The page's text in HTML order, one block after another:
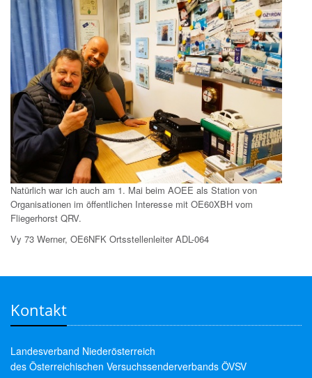
Natürlich war ich auch am 1. Mai beim AOEE als Station von
Organisationen im öffentlichen Interesse mit OE60XBH vom
Fliegerhorst QRV.
Vy 73 Werner, OE6NFK Ortsstellenleiter ADL-064
Kontakt
Landesverband Niederösterreich
des Österreichischen Versuchssenderverbands ÖVSV